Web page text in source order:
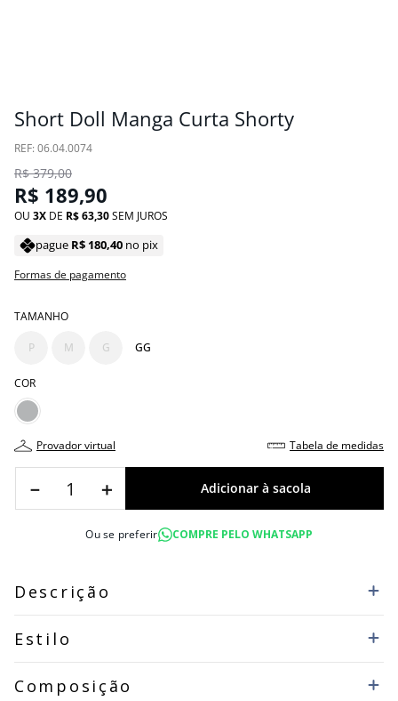
Short Doll Manga Curta Shorty
: 06.04.0074
R$ 379,00
R$ 189,90
OU 3 DE R$63,30SEM JUROS
pague R$ 180,40 no pix
Formas de pagamento
TAMANHO
P M G GG
COR
provador virtual tabela de medidas
＋
－
Ou se preferir COMPRE PELO WHATSAPP
Descrição
Estilo
Composição